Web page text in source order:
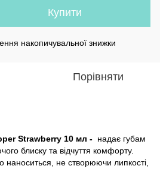
Купити
накопичувальної знижки
Порівняти
Strawberry 10 мл - надає губам
блиску та відчуття комфорту.
наноситься, не створюючи липкості,